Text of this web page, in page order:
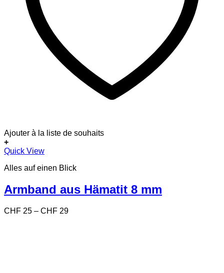
Ajouter à la liste de souhaits
+
Dieses
weist
Varianten
auf.
Optionen
Quick View
Alles auf einen Blick
Armband aus Hämatit 8 mm
CHF 25 – CHF 29Preisspanne: